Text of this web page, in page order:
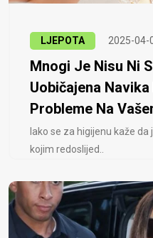
LJEPOTA 2025-04-
Mnogi Je Nisu Ni
Uobičajena
Probleme Na
Iako se za higijenu kaže
kojim redoslijed..